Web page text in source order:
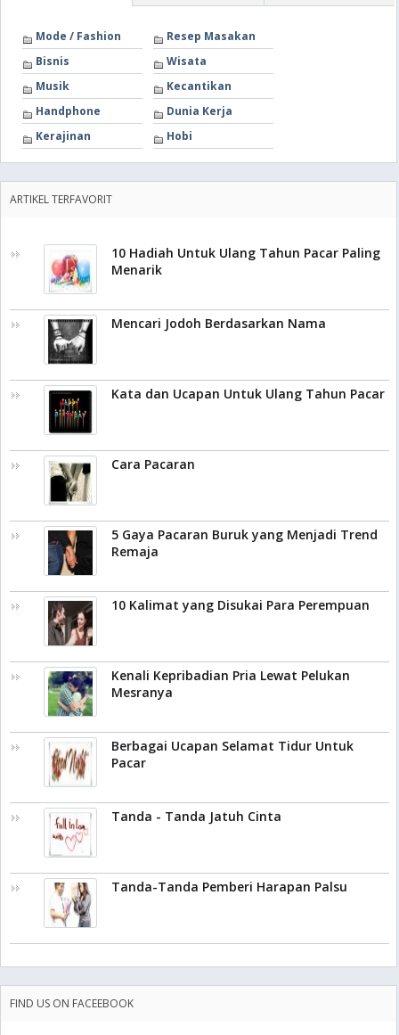
Mode / Fashion
Resep Masakan
Bisnis
Wisata
Musik
Kecantikan
Handphone
Dunia Kerja
Kerajinan
Hobi
ARTIKEL TERFAVORIT
10 Hadiah Untuk Ulang Tahun Pacar Paling
Menarik
Mencari Jodoh Berdasarkan Nama
Kata dan Ucapan Untuk Ulang Tahun Pacar
Cara Pacaran
5 Gaya Pacaran Buruk yang Menjadi Trend
Remaja
10 Kalimat yang Disukai Para Perempuan
Kenali Kepribadian Pria Lewat Pelukan
Mesranya
Berbagai Ucapan Selamat Tidur Untuk
Pacar
Tanda - Tanda Jatuh Cinta
Tanda-Tanda Pemberi Harapan Palsu
FIND US ON FACEEBOOK